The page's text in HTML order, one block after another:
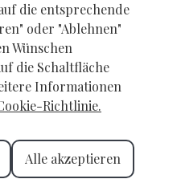
Informationen für
um den perfekten
in Ihrem eigenen
Orte, wichtige
die entsprechende
oder "Ablehnen"
Wünschen
die Schaltfläche
Informationen
Richtlinie.
Alle akzeptieren